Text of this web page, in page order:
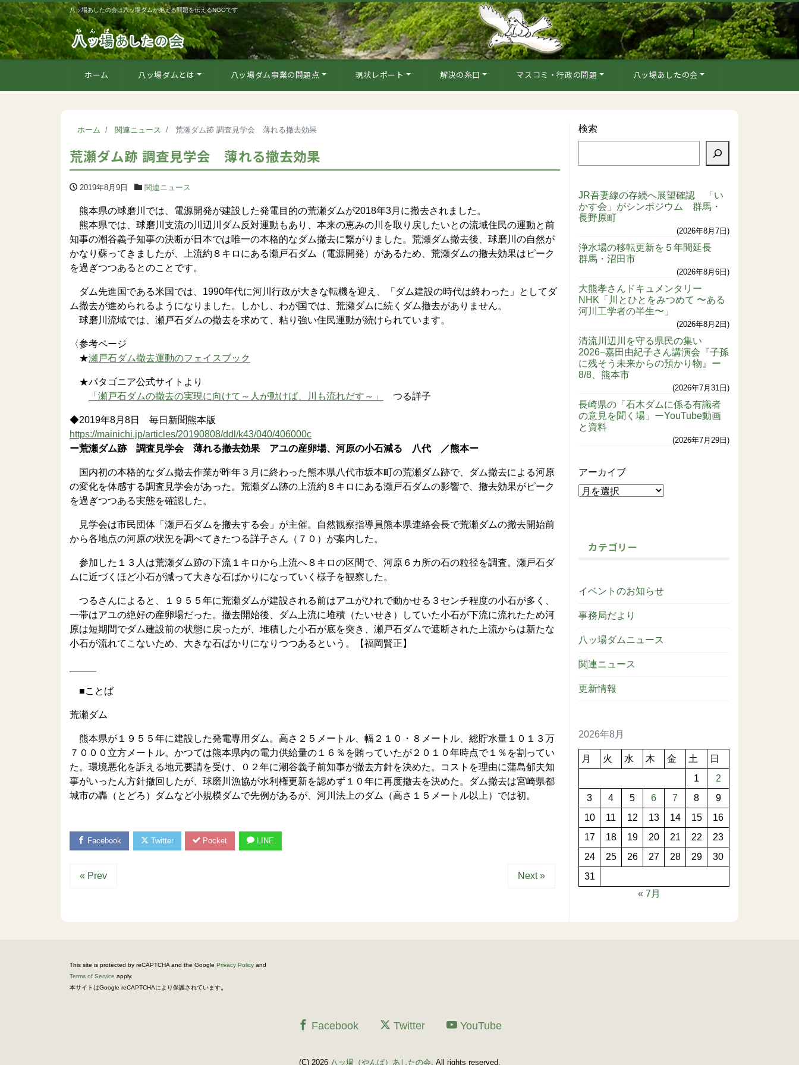
八ッ場あしたの会は八ッ場ダムが抱える問題を伝えるNGOです
ホーム 八ッ場ダムとは 八ッ場ダム事業の問題点 現状レポート 解決の糸口 マスコミ・行政の問題 八ッ場あしたの会
ホーム 関連ニュース 荒瀬ダム跡 調査見学会 薄れる撤去効果
荒瀬ダム跡 調査見学会 薄れる撤去効果
2019年8月9日 関連ニュース
熊本県の球磨川では、電源開発が建設した発電目的の荒瀬ダムが2018年3月に撤去されました。
熊本県では、球磨川支流の川辺川ダム反対運動もあり、本来の恵みの川を取り戻したいとの流域住民の運動と前
知事の潮谷義子知事の決断が日本では唯一の本格的なダム撤去に繋がりました。荒瀬ダム撤去後、球磨川の自然が
かなり蘇ってきましたが、上流約８キロにある瀬戸石ダム（電源開発）があるため、荒瀬ダムの撤去効果はピーク
を過ぎつつあるとのことです。
ダム先進国である米国では、1990年代に河川行政が大きな転機を迎え、「ダム建設の時代は終わった」としてダ
ム撤去が進められるようになりました。しかし、わが国では、荒瀬ダムに続くダム撤去がありません。
球磨川流域では、瀬戸石ダムの撤去を求めて、粘り強い住民運動が続けられています。
〈参考ページ
★瀬戸石ダム撤去運動のフェイスブック
★パタゴニア公式サイトより
「瀬戸石ダムの撤去の実現に向けて～人が動けば、川も流れだす～」
つる詳子
◆2019年8月8日 毎日新聞熊本版
https://mainichi.jp/articles/20190808/ddl/k43/040/406000c
ー荒瀬ダム跡 調査見学会 薄れる撤去効果 アユの産卵場、河原の小石減る 八代 ／熊本ー
国内初の本格的なダム撤去作業が昨年３月に終わった熊本県八代市坂本町の荒瀬ダム跡で、ダム撤去による河原
の変化を体感する調査見学会があった。荒瀬ダム跡の上流約８キロにある瀬戸石ダムの影響で、撤去効果がピーク
を過ぎつつある実態を確認した。
見学会は市民団体「瀬戸石ダムを撤去する会」が主催。自然観察指導員熊本県連絡会長で荒瀬ダムの撤去開始前
から各地点の河原の状況を調べてきたつる詳子さん（７０）が案内した。
参加した１３人は荒瀬ダム跡の下流１キロから上流へ８キロの区間で、河原６カ所の石の粒径を調査。瀬戸石ダ
ムに近づくほど小石が減って大きな石ばかりになっていく様子を観察した。
つるさんによると、１９５５年に荒瀬ダムが建設される前はアユがひれで動かせる３センチ程度の小石が多く、
一帯はアユの絶好の産卵場だった。撤去開始後、ダム上流に堆積（たいせき）していた小石が下流に流れたため河
原は短期間でダム建設前の状態に戻ったが、堆積した小石が底を突き、瀬戸石ダムで遮断された上流からは新たな
小石が流れてこないため、大きな石ばかりになりつつあるという。【福岡賢正】
■ことば
荒瀬ダム
熊本県が１９５５年に建設した発電専用ダム。高さ２５メートル、幅２１０・８メートル、総貯水量１０１３万
７０００立方メートル。かつては熊本県内の電力供給量の１６％を賄っていたが２０１０年時点で１％を割ってい
た。環境悪化を訴える地元要請を受け、０２年に潮谷義子前知事が撤去方針を決めた。コストを理由に蒲島郁夫知
事がいったん方針撤回したが、球磨川漁協が水利権更新を認めず１０年に再度撤去を決めた。ダム撤去は宮崎県都
城市の轟（とどろ）ダムなど小規模ダムで先例があるが、河川法上のダム（高さ１５メートル以上）では初。
Facebook Twitter Pocket LINE
« Prev Next »
検索
JR吾妻線の存続へ展望確認 「い
かす会」がシンポジウム 群馬・
長野原町
2026年8月7日
浄水場の移転更新を５年間延長
群馬・沼田市
2026年8月6日
大熊孝さんドキュメンタリー
NHK「川とひとをみつめて 〜ある
河川工学者の半生〜」
2026年8月2日
清流川辺川を守る県民の集い
2026−嘉田由紀子さん講演会『子孫
に残そう未来からの預かり物』ー
8/8、熊本市
2026年7月31日
長崎県の「石木ダムに係る有識者
の意見を聞く場」ーYouTube動画
と資料
2026年7月29日
アーカイブ
カテゴリー
イベントのお知らせ
事務局だより
八ッ場ダムニュース
関連ニュース
更新情報
2026年8月
月 火 水 木 金 土
日
1
2
3
4 5 6 7 8
9
10
11 12 13 14 15
16
17
18 19 20 21 22
23
24
25 26 27 28 29
30
31
« 7月
This site is protected by reCAPTCHA and the Google Privacy Policy and
Terms of Service apply.
本サイトはGoogle reCAPTCHAにより保護されています。
Facebook Twitter YouTube
(C) 2026 八ッ場（やんば）あしたの会 . All rights reserved.